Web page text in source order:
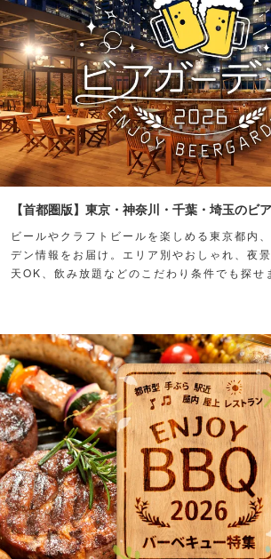
【首都圏版】東京・神奈川・千葉・埼玉のビ
ビールやクラフトビールを楽しめる東京都内
デン情報をお届け。エリア別やおしゃれ、夜
天OK、飲み放題などのこだわり条件でも探せ